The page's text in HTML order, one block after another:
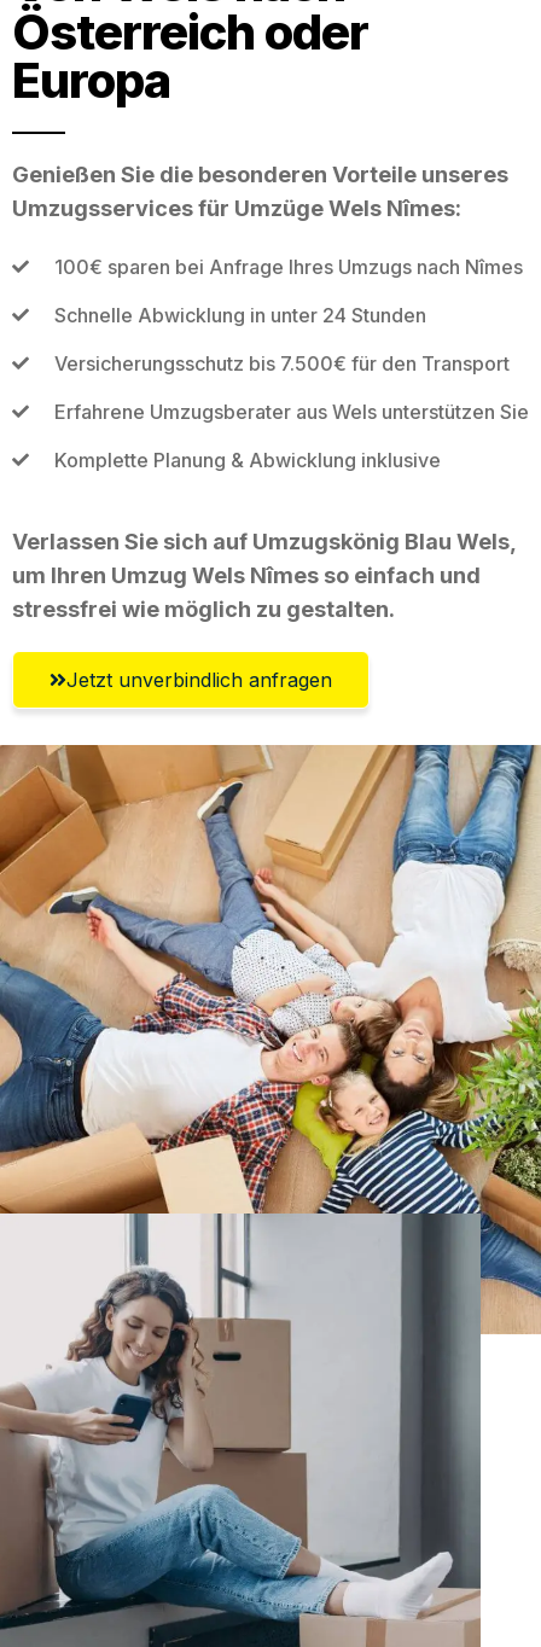
Österreich oder
Europa
Genießen Sie die besonderen Vorteile unseres
Umzugsservices für Umzüge Wels Nîmes:
100€ sparen bei Anfrage Ihres Umzugs nach Nîmes
Schnelle Abwicklung in unter 24 Stunden
Versicherungsschutz bis 7.500€ für den Transport
Erfahrene Umzugsberater aus Wels unterstützen Sie
Komplette Planung & Abwicklung inklusive
Verlassen Sie sich auf Umzugskönig Blau Wels,
um Ihren Umzug Wels Nîmes so einfach und
stressfrei wie möglich zu gestalten.
Jetzt unverbindlich anfragen